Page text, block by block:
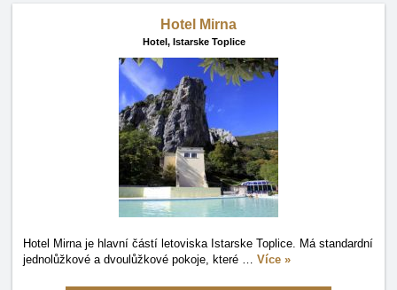
Hotel Mirna
Hotel, Istarske Toplice
Hotel Mirna je hlavní částí letoviska Istarske Toplice. Má standardní
jednolůžkové a dvoulůžkové pokoje, které … Více »